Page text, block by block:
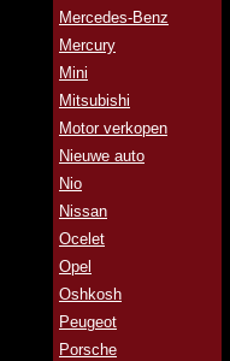
Mercedes-Benz
Mercury
Mini
Mitsubishi
Motor verkopen
Nieuwe auto
Nio
Nissan
Ocelet
Opel
Oshkosh
Peugeot
Porsche